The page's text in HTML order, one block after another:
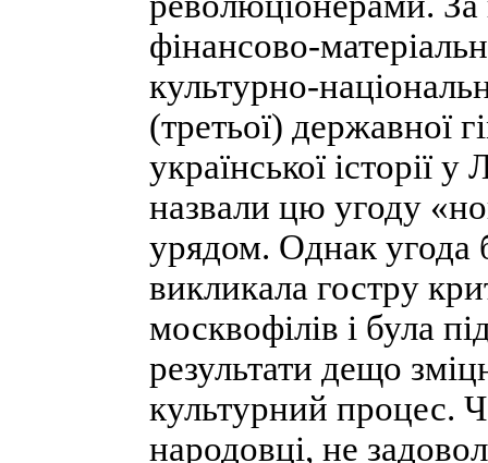
фінансово-
культурно-
(третьої) державної
української історії
назвали цю угоду
урядом. Однак угода
викликала гостру
москвофілів і була
результати дещо
культурний процес.
народовці, не